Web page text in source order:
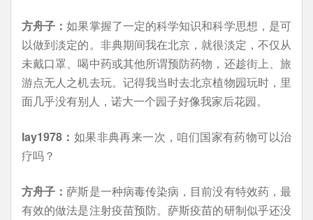
方舟子：如果掌握了一定的科学知识和科学思想，是可
以做到淡定的。非典期间我在北京，就很淡定，不仅从
未戴口罩、喝中药或其他所谓预防药物，还趁街上、旅
游点无人之机去玩。记得我当时去北京植物园玩时，里
面几乎没有别人，诺大一个园子好像我家后花园。
lay1978： 如果非典再来一次，咱们国家有药物可以治
疗吗？
方舟子：萨斯是一种病毒传染病，目前没有特效药，最
有效的做法是注射疫苗预防。萨斯疫苗的研制似乎还没